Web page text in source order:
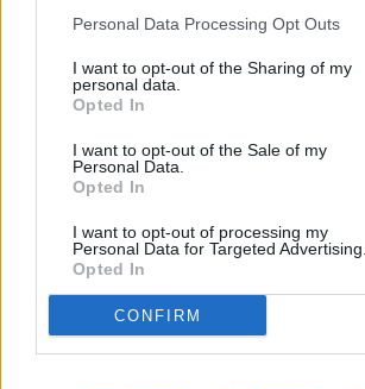
Personal Data Processing Opt Outs
I want to opt-out of the Sharing of my
personal data.
Opted In
I want to opt-out of the Sale of my
Personal Data.
Opted In
I want to opt-out of processing my
Personal Data for Targeted Advertising.
Opted In
CONFIRM
Municipiul Fălticeni are un Centru
pentru deșeurile voluminoase.
operațional